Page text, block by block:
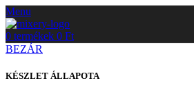
Menu
0 termékek 0 Ft
BEZÁR
KÉSZLET ÁLLAPOTA